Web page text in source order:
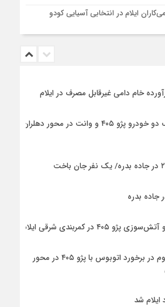
ایلام در انتخابی آسیایی کودو
۳ مصدوم در تصادف دو خودرو پژو ۴۰۵ و وانت در محور دهلران-
جاده بدره
۳ کشته و یک مصدوم در برخورد اتوبوس با پژو ۴۰۵ در محور
شد